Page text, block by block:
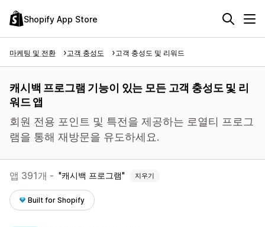
Shopify App Store
마케팅 및 전환 고객 충성도 고객 충성도 및 리워드
캐시백 프로그램 기능이 있는 모든 고객 충성도 및 리
워드 앱
회원 전용 포인트 및 특전을 제공하는 로열티 프로그
램을 통해 재방문을 유도하세요.
앱 391개 - 캐시백 프로그램 지우기
Built for Shopify